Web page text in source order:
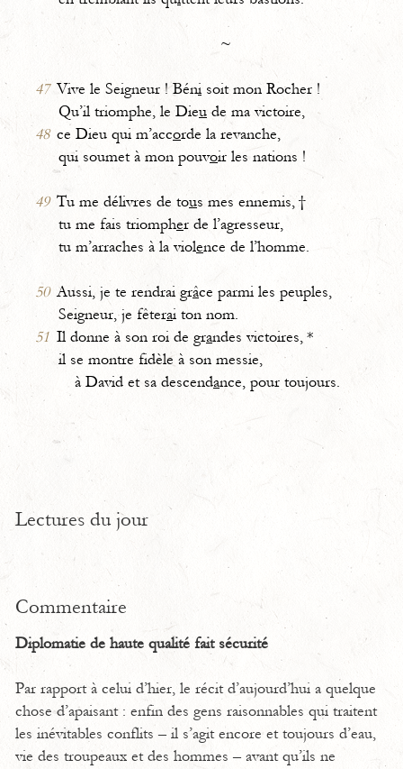
~
47 Vive le Seigneur ! Béni soit mon Rocher !
Qu’il triomphe, le Dieu de ma victoire,
48 ce Dieu qui m’accorde la revanche,
qui soumet à mon pouvoir les nations !
49 Tu me délivres de tous mes ennemis, †
tu me fais triompher de l’agresseur,
tu m’arraches à la violence de l’homme.
50 Aussi, je te rendrai grâce parmi les peuples,
Seigneur, je fêterai ton nom.
51 Il donne à son roi de grandes victoires, *
il se montre fidèle à son messie,
à David et sa descendance, pour toujours.
Lectures du jour
Commentaire
Diplomatie de haute qualité fait sécurité
Par rapport à celui d’hier, le récit d’aujourd’hui a quelque
chose d’apaisant : enfin des gens raisonnables qui traitent
les inévitables conflits – il s’agit encore et toujours d’eau,
vie des troupeaux et des hommes – avant qu’ils ne